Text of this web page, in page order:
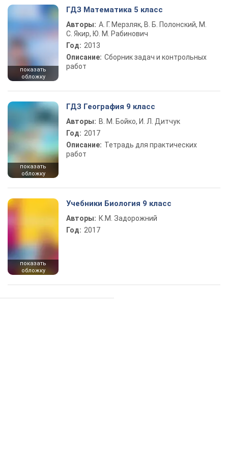
показать
обложку
ГДЗ Математика 5 класс
Авторы: А. Г. Мерзляк, В. Б. Полонский, М.
С. Якир, Ю. М. Рабинович
Год: 2013
Описание: Сборник задач и контрольных
работ
показать
обложку
ГДЗ География 9 класс
Авторы: В. М. Бойко, И. Л. Дитчук
Год: 2017
Описание: Тетрадь для практических
работ
показать
обложку
Учебники Биология 9 класс
Авторы: К.М. Задорожний
Год: 2017